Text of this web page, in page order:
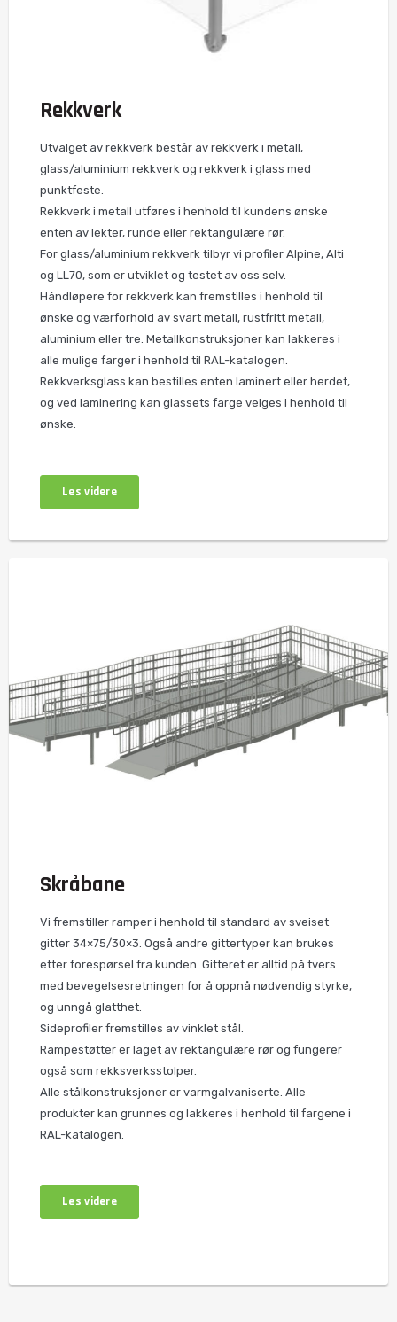
Rekkverk
Utvalget av rekkverk består av rekkverk i metall,
glass/aluminium rekkverk og rekkverk i glass med
punktfeste.
Rekkverk i metall utføres i henhold til kundens ønske
enten av lekter, runde eller rektangulære rør.
For glass/aluminium rekkverk tilbyr vi profiler Alpine, Alti
og LL70, som er utviklet og testet av oss selv.
Håndløpere for rekkverk kan fremstilles i henhold til
ønske og værforhold av svart metall, rustfritt metall,
aluminium eller tre. Metallkonstruksjoner kan lakkeres i
alle mulige farger i henhold til RAL-katalogen.
Rekkverksglass kan bestilles enten laminert eller herdet,
og ved laminering kan glassets farge velges i henhold til
ønske.
Les videre
Skråbane
Vi fremstiller ramper i henhold til standard av sveiset
gitter 34×75/30×3. Også andre gittertyper kan brukes
etter forespørsel fra kunden. Gitteret er alltid på tvers
med bevegelsesretningen for å oppnå nødvendig styrke,
og unngå glatthet.
Sideprofiler fremstilles av vinklet stål.
Rampestøtter er laget av rektangulære rør og fungerer
også som rekksverksstolper.
Alle stålkonstruksjoner er varmgalvaniserte. Alle
produkter kan grunnes og lakkeres i henhold til fargene i
RAL-katalogen.
Les videre